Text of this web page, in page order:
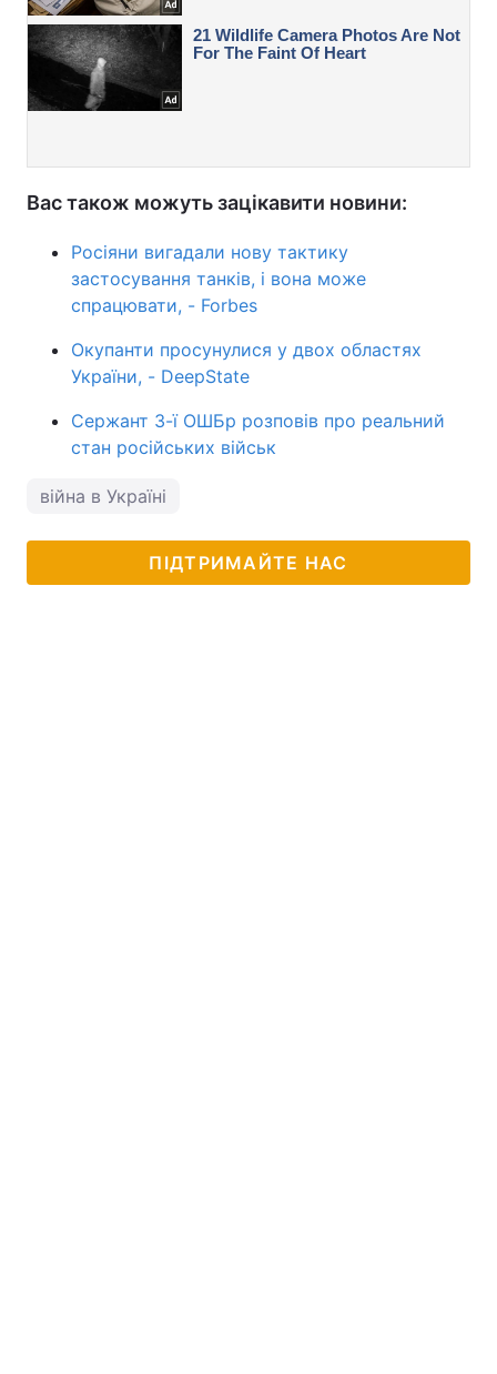
Вас також можуть зацікавити новини:
Росіяни вигадали нову тактику
застосування танків, і вона може
спрацювати, - Forbes
Окупанти просунулися у двох областях
України, - DeepState
Сержант 3-ї ОШБр розповів про реальний
стан російських військ
війна в Україні
ПІДТРИМАЙТЕ НАС